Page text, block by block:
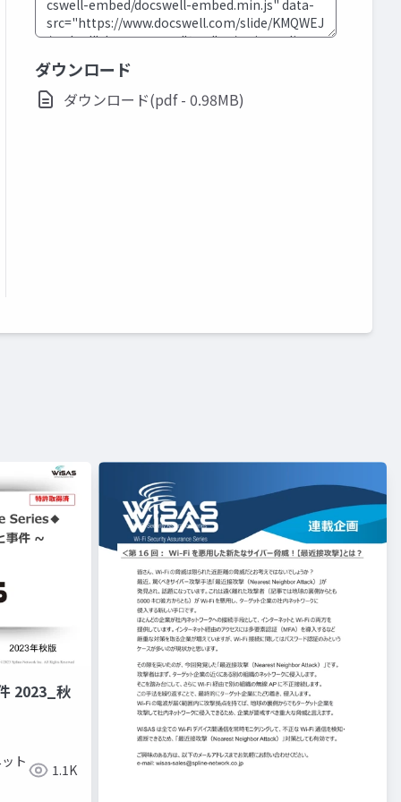
ダウンロード
ダウンロード(pdf - 0.98MB)
2023_秋
ト 1.1K